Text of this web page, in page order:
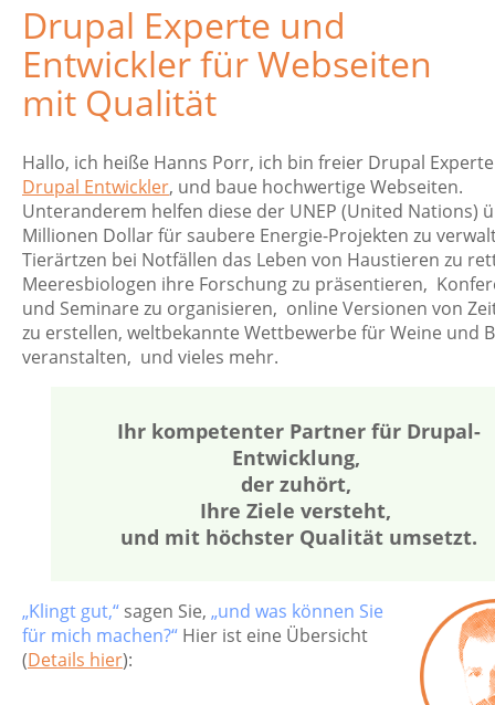
Drupal Experte und
Entwickler für Webseiten
mit Qualität
Hallo, ich heiße Hanns Porr, ich bin freier Drupal
Drupal Entwickler, und baue hochwertige Webseiten.
Unteranderem helfen diese der UNEP (United Nations)
Millionen Dollar für saubere Energie-Projekten zu
Tierärtzen bei Notfällen das Leben von Haustieren zu
Meeresbiologen ihre Forschung zu präsentieren,
und Seminare zu organisieren, online Versionen von
zu erstellen, weltbekannte Wettbewerbe für Weine und
veranstalten, und vieles mehr.
Ihr kompetenter Partner für Drupal-
Entwicklung,
der zuhört,
Ihre Ziele versteht,
und mit höchster Qualität umsetzt.
„Klingt gut,“ sagen Sie, „und was können Sie
für mich machen?“ Hier ist eine Übersicht
(Details hier):